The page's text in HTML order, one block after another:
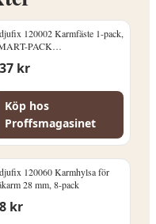
120002 Karmfäste 1-pack,
PACK
kr
Köp hos
Proffsmagasinet
120060 Karmhylsa för
28 mm, 8-pack
kr